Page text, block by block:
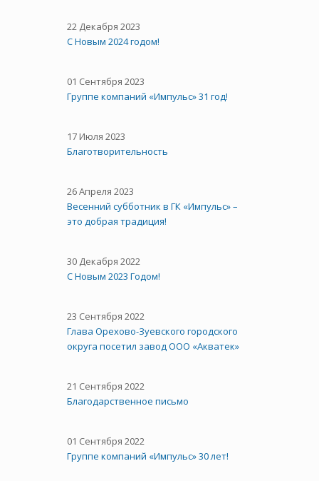
22 Декабря 2023
С Новым 2024 годом!
01 Сентября 2023
Группе компаний «Импульс» 31 год!
17 Июля 2023
Благотворительность
26 Апреля 2023
Весенний субботник в ГК «Импульс» –
это добрая традиция!
30 Декабря 2022
С Новым 2023 Годом!
23 Сентября 2022
Глава Орехово-Зуевского городского
округа посетил завод ООО «Акватек»
21 Сентября 2022
Благодарственное письмо
01 Сентября 2022
Группе компаний «Импульс» 30 лет!